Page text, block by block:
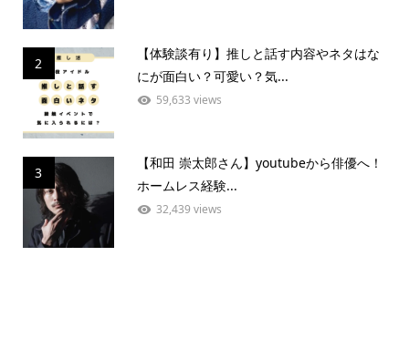
2
【体験談有り】推しと話す内容やネタはな
にが面白い？可愛い？気...
59,633 views
3
【和田 崇太郎さん】youtubeから俳優へ！
ホームレス経験...
32,439 views